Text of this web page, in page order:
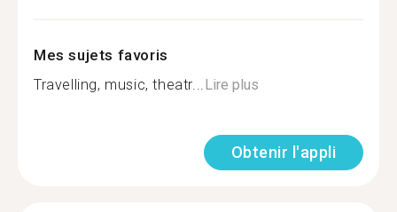
Mes sujets favoris
Travelling, music, theatr...Lire plus
Obtenir l'appli